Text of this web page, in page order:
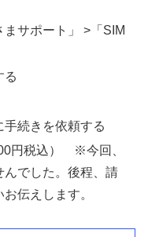
サポート」 >「SIM
る
手続きを依頼する
円税込） ※今回、
んでした。後程、請
伝えします。